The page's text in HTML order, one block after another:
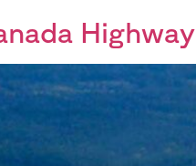
Highway